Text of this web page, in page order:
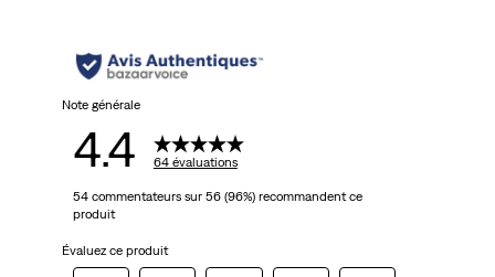
Note générale
4.4 64 évaluations
54 commentateurs sur 56 (96%) recommandent ce
produit
Évaluez ce produit